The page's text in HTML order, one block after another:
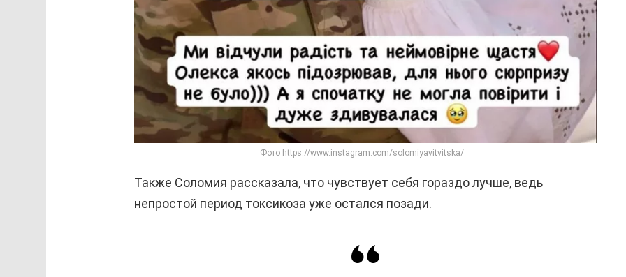
Фото https://www.instagram.com/solomiyavitvitska/
Также Соломия рассказала, что чувствует себя гораздо лучше, ведь
непростой период токсикоза уже остался позади.